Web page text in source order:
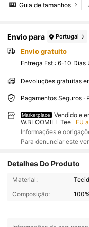
Guia de tamanhos
Envio para Portugal
Envio gratuito
Entrega Est.: 6-10 Dias
Devoluções gratuitas
Pagamentos Seguros
Marketplace
Vendido e
W.BLOOMILL Tee
EU
Informações e
Para denunciar este
Detalhes Do Produto
Material:
Composição: